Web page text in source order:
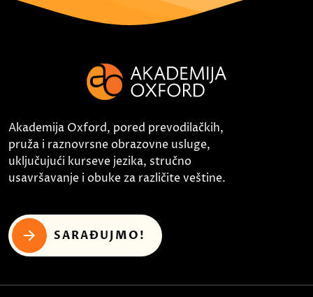
Akademija Oxford, pored prevodilačkih,
pruža i raznovrsne obrazovne usluge,
uključujući kurseve jezika, stručno
usavršavanje i obuke za različite veštine.
SARAĐUJMO!